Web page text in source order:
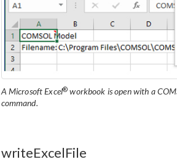
A Microsoft Excel® workbook is open with a
command.
writeExcelFile